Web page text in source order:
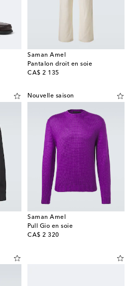
Saman Amel
Pantalon droit en soie
CA$ 2 135
original price
Nouvelle saison
Saman Amel
Pull Gio en soie
CA$ 2 320
original price